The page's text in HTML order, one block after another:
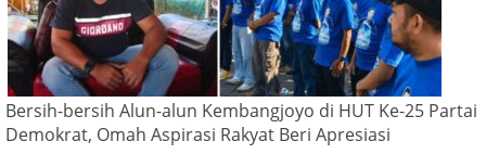
Bersih-bersih Alun-alun Kembangjoyo di HUT Ke-25 Partai
Demokrat, Omah Aspirasi Rakyat Beri Apresiasi